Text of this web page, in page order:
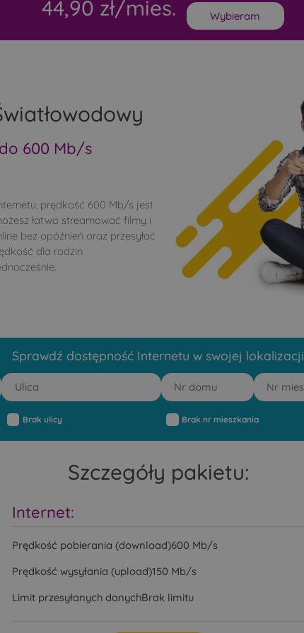
44,90 zł/mies. Wybieram
600 Mb/s
prędkość 600 Mb/s jest
łatwo streamować filmy i
bez opóźnień oraz przesyłać
dla rodzin
Sprawdź dostępność Internetu w swojej lokalizacji
Brak ulicy Brak nr mieszkania
Szczegóły pakietu:
Internet:
Prędkość pobierania (download)600 Mb/s
Prędkość wysyłania (upload)150 Mb/s
Limit przesyłanych danychBrak limitu